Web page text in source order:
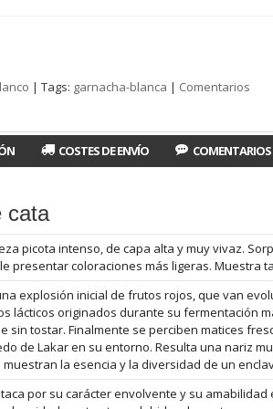
| Tags: garnacha-blanca | Comentarios
COSTES DE ENVÍO COMENTARIOS
cata
picota intenso, de capa alta y muy vivaz.
presentar coloraciones más ligeras. Muestra
explosión inicial de frutos rojos, que van
lácticos originados durante su fermentación
sin tostar. Finalmente se perciben matices
de Lakar en su entorno. Resulta una nariz
la esencia y la diversidad de un
por su carácter envolvente y su